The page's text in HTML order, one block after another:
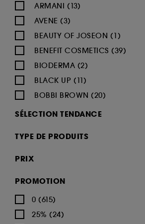
ARMANI (13)
AVENE (3)
BEAUTY OF JOSEON (1)
BENEFIT COSMETICS (39)
BIODERMA (2)
BLACK UP (11)
BOBBI BROWN (20)
BY TERRY (5)
CLARINS (20)
DIOR BACKSTAGE (1)
DIOR BACKSTAGE (9)
ERBORIAN (14)
SÉLECTION TENDANCE
Nouveauté (114)
Best seller (7)
TYPE DE PRODUITS
Maquillage
Fonds de teint (146)
Blush (160)
Anti cerne et Correcteur (97)
PRIX
PROMOTION
0 (615)
25% (24)